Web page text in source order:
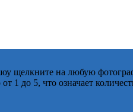
щелкните на любую
1 до 5, что означает